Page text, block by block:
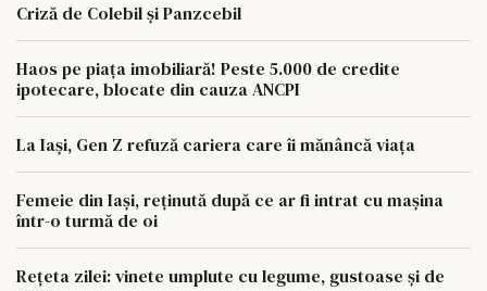
Criză de Colebil și Panzcebil
Haos pe piața imobiliară! Peste 5.000 de credite
ipotecare, blocate din cauza ANCPI
La Iași, Gen Z refuză cariera care îi mănâncă viața
Femeie din Iași, reținută după ce ar fi intrat cu mașina
într-o turmă de oi
Rețeta zilei: vinete umplute cu legume, gustoase și de